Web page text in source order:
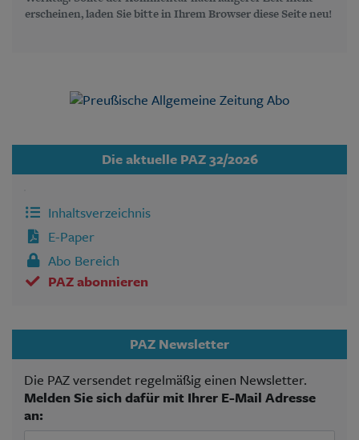
erscheinen, laden Sie bitte in Ihrem Browser diese Seite neu!
Die aktuelle PAZ 32/2026
Inhaltsverzeichnis
E-Paper
Abo Bereich
PAZ abonnieren
PAZ Newsletter
Die PAZ versendet regelmäßig einen Newsletter.
Melden Sie sich dafür mit Ihrer E-Mail Adresse
an: